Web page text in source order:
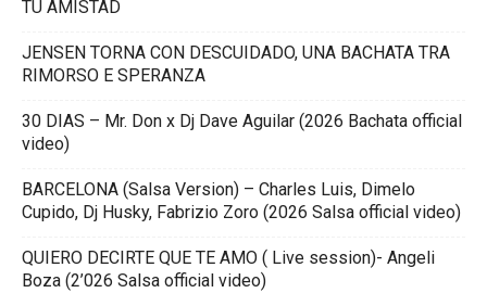
TU AMISTAD
JENSEN TORNA CON DESCUIDADO, UNA BACHATA TRA
RIMORSO E SPERANZA
30 DIAS – Mr. Don x Dj Dave Aguilar (2026 Bachata official
video)
BARCELONA (Salsa Version) – Charles Luis, Dimelo
Cupido, Dj Husky, Fabrizio Zoro (2026 Salsa official video)
QUIERO DECIRTE QUE TE AMO ( Live session)- Angeli
Boza (2’026 Salsa official video)